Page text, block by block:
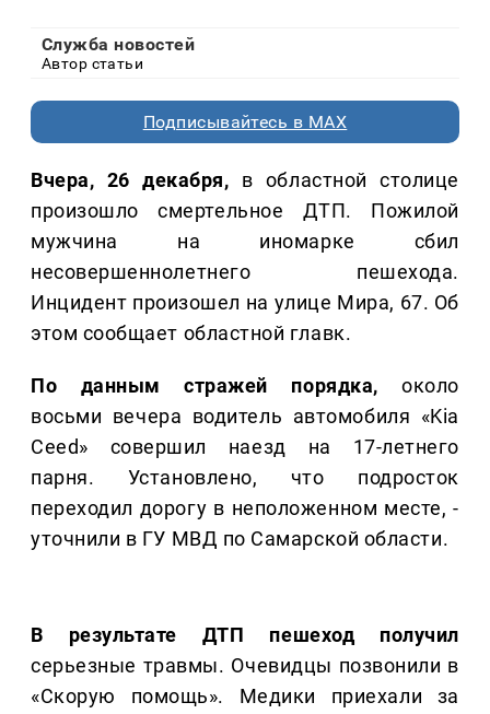
Служба новостей
Автор статьи
Подписывайтесь в MAX
Вчера, 26 декабря, в областной столице
произошло смертельное ДТП. Пожилой
мужчина на иномарке сбил
несовершеннолетнего пешехода.
Инцидент произошел на улице Мира, 67. Об
этом сообщает областной главк.
По данным стражей порядка,около
восьми вечера водитель автомобиля «Kia
Ceed» совершил наезд на 17-летнего
парня. Установлено, что подросток
переходил дорогу в неположенном месте, -
уточнили в ГУ МВД по Самарской области.
В результате ДТП пешеход получил
серьезные травмы. Очевидцы позвонили в
«Скорую помощь». Медики приехали за